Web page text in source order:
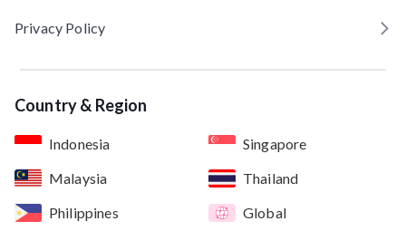
Privacy Policy
Country & Region
Indonesia
Singapore
Malaysia
Thailand
Philippines
Global